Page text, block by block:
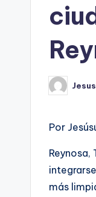
Publicado
por
Por
más